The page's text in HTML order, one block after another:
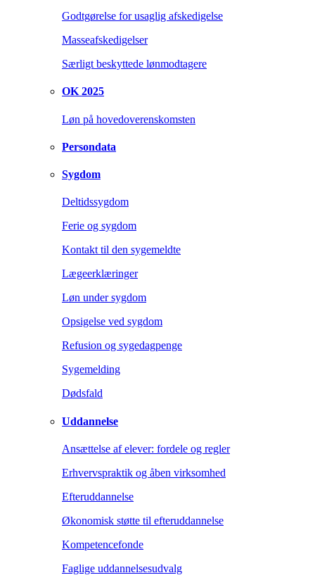
Godtgørelse for usaglig afskedigelse
Masseafskedigelser
Særligt beskyttede lønmodtagere
OK 2025
Løn på hovedoverenskomsten
Persondata
Sygdom
Deltidssygdom
Ferie og sygdom
Kontakt til den sygemeldte
Lægeerklæringer
Løn under sygdom
Opsigelse ved sygdom
Refusion og sygedagpenge
Sygemelding
Dødsfald
Uddannelse
Ansættelse af elever: fordele og regler
Erhvervspraktik og åben virksomhed
Efteruddannelse
Økonomisk støtte til efteruddannelse
Kompetencefonde
Faglige uddannelsesudvalg